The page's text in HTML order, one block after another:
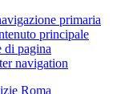
primaria
principale
di pagina
navigation